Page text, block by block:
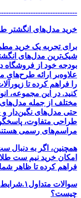
خرید مدل‌های انگشتر
برای تجربه یک خرید
شیک‌ترین مدل‌های
بودجه خود از
علاوه‌بر ارائه
را فراهم کرده تا
مختلف از جمله مدل‌های
حتی مدل‌های نگین‌دار
طراحی متفاوت،
مراسم‌های رسمی
همچنین، اگر به دنبال
امکان خرید نیم ست
فراهم کرده تا ظاهر
سوالات متداول۱.
شرایط
چیست؟